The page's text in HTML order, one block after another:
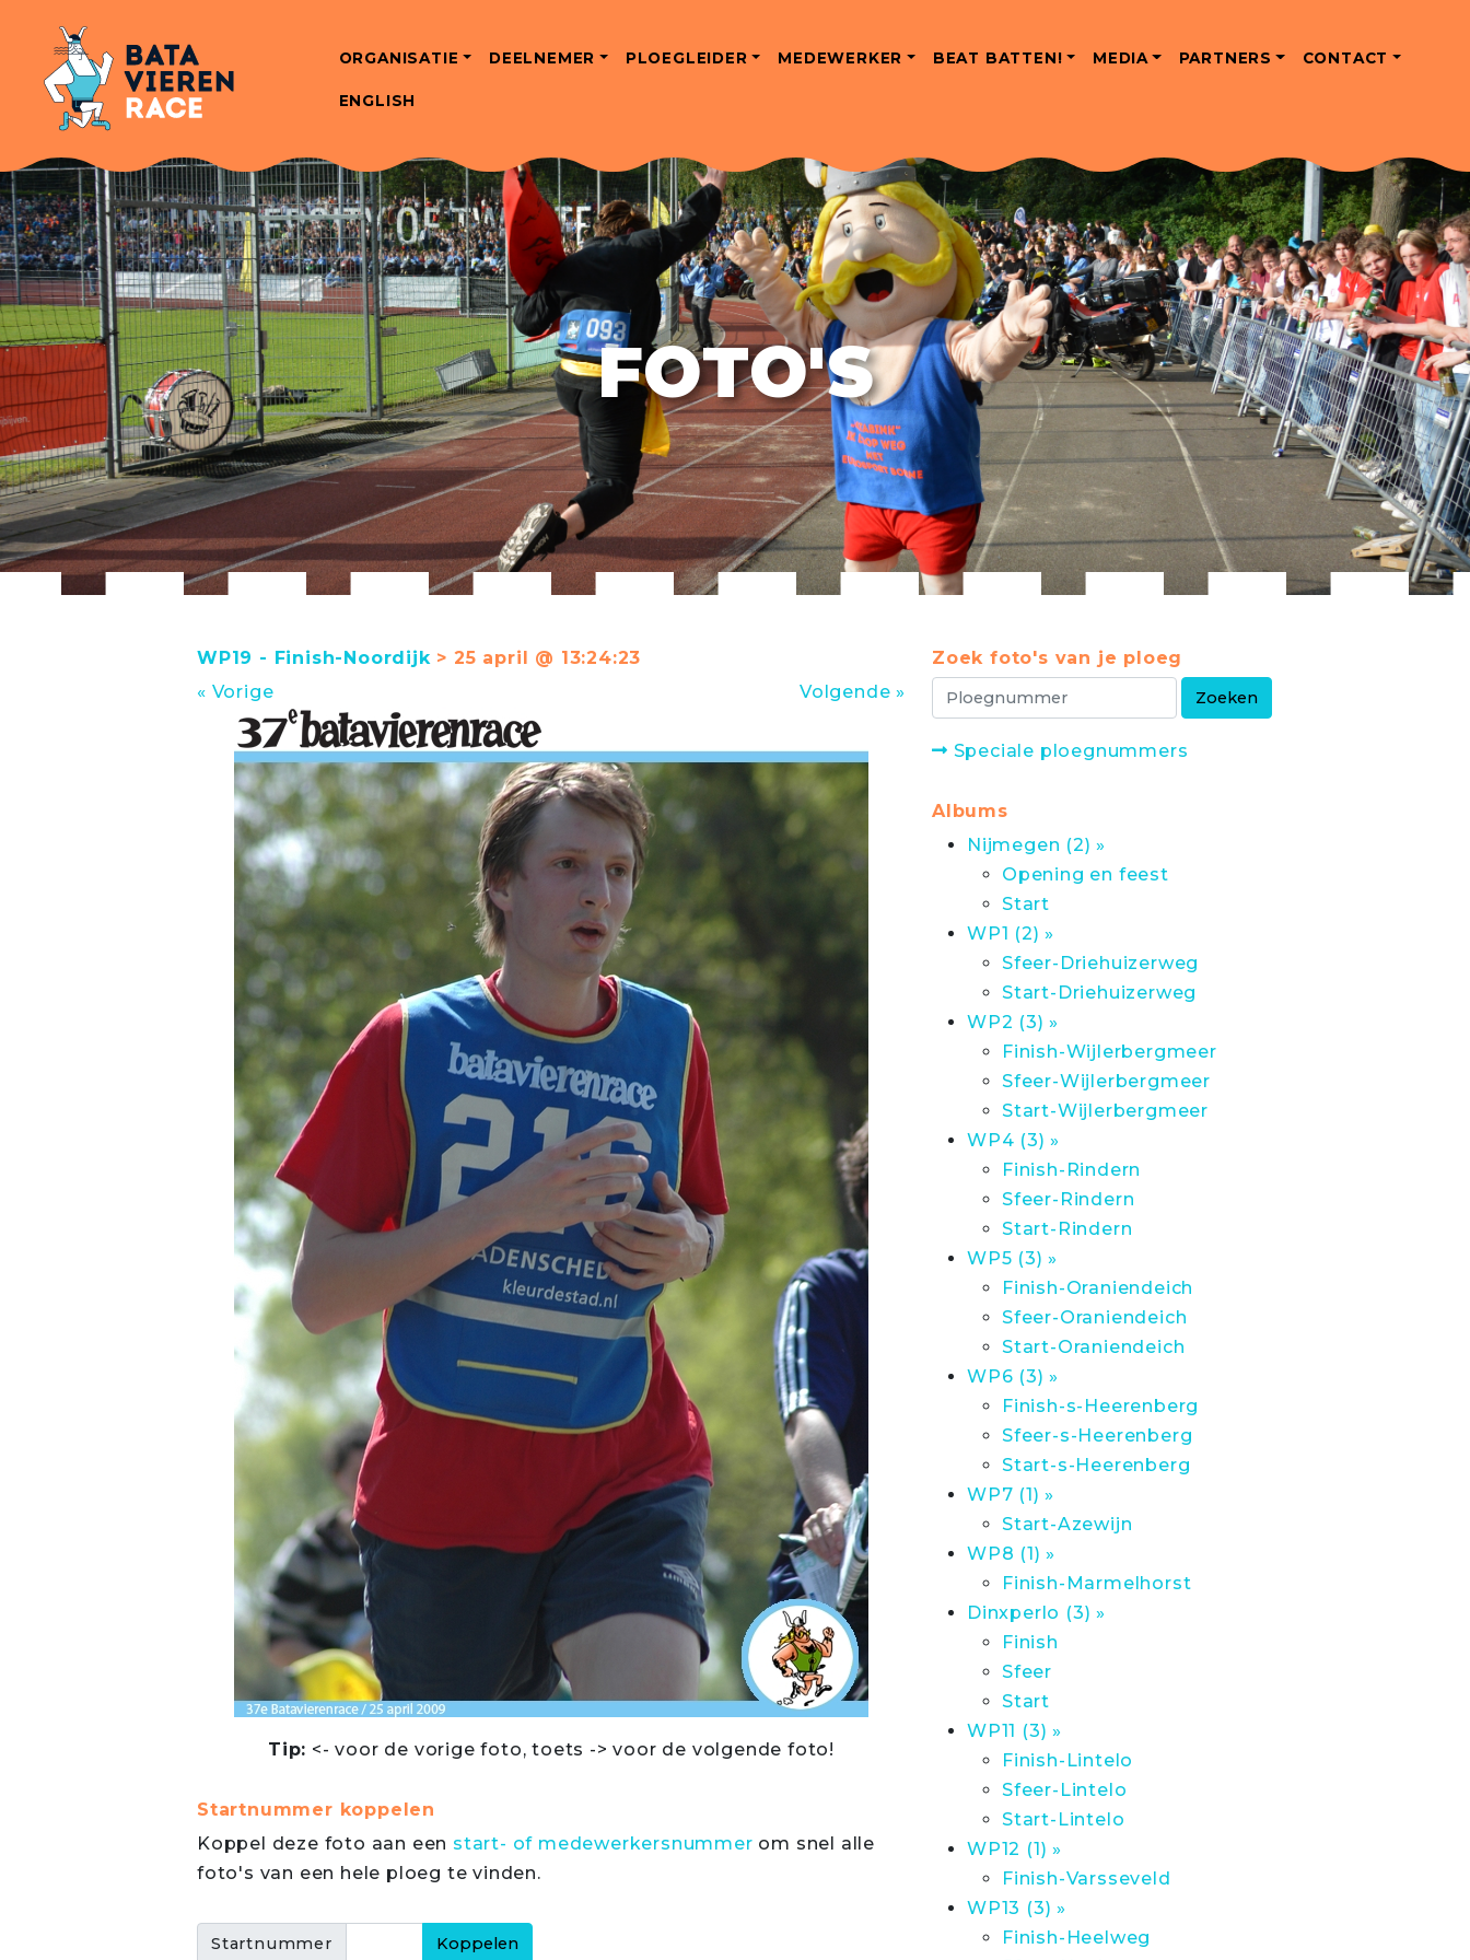
ORGANISATIE DEELNEMER PLOEGLEIDER MEDEWERKER BEAT BATTEN! MEDIA PARTNERS CONTACT
ENGLISH
FOTO'S
WP19 - Finish-Noordijk> 25 april @ 13:24:23
« Vorige
Volgende »
Tip: <- voor de vorige foto, toets -> voor de volgende foto!
Startnummer koppelen
Koppel deze foto aan een start- of medewerkersnummer om snel alle
foto's van een hele ploeg te vinden.
Startnummer
Zoek foto's van je ploeg
Speciale ploegnummers
Albums
Nijmegen (2) »
Opening en feest
Start
WP1 (2) »
Sfeer-Driehuizerweg
Start-Driehuizerweg
WP2 (3) »
Finish-Wijlerbergmeer
Sfeer-Wijlerbergmeer
Start-Wijlerbergmeer
WP4 (3) »
Finish-Rindern
Sfeer-Rindern
Start-Rindern
WP5 (3) »
Finish-Oraniendeich
Sfeer-Oraniendeich
Start-Oraniendeich
WP6 (3) »
Finish-s-Heerenberg
Sfeer-s-Heerenberg
Start-s-Heerenberg
WP7 (1) »
Start-Azewijn
WP8 (1) »
Finish-Marmelhorst
Dinxperlo (3) »
Finish
Sfeer
Start
WP11 (3) »
Finish-Lintelo
Sfeer-Lintelo
Start-Lintelo
WP12 (1) »
Finish-Varsseveld
WP13 (3) »
Finish-Heelweg